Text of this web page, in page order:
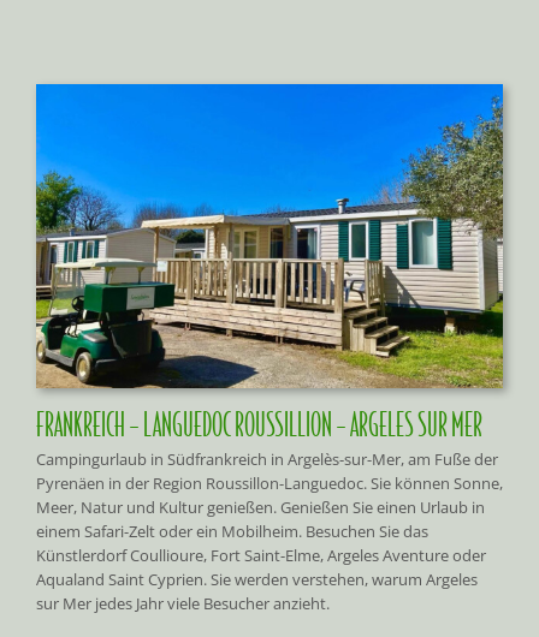
FRANKREICH – LANGUEDOC ROUSSILLION – ARGELES SUR MER
Campingurlaub in Südfrankreich in Argelès-sur-Mer, am Fuße der
Pyrenäen in der Region Roussillon-Languedoc. Sie können Sonne,
Meer, Natur und Kultur genießen. Genießen Sie einen Urlaub in
einem Safari-Zelt oder ein Mobilheim. Besuchen Sie das
Künstlerdorf Coullioure, Fort Saint-Elme, Argeles Aventure oder
Aqualand Saint Cyprien. Sie werden verstehen, warum Argeles
sur Mer jedes Jahr viele Besucher anzieht.